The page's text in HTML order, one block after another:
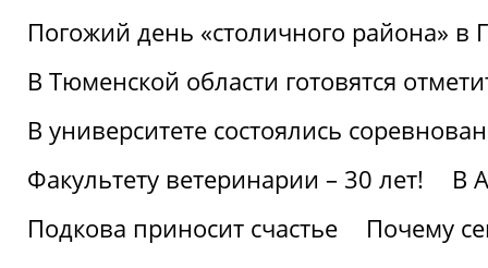
Погожий день «столичного района» в
В Тюменской области готовятся
В университете состоялись
Факультету ветеринарии – 30 лет!
В
Подкова приносит счастье
Почему